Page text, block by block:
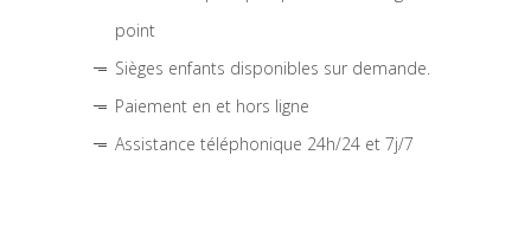
point
Sièges enfants disponibles sur demande.
Paiement en et hors ligne
Assistance téléphonique 24h/24 et 7j/7